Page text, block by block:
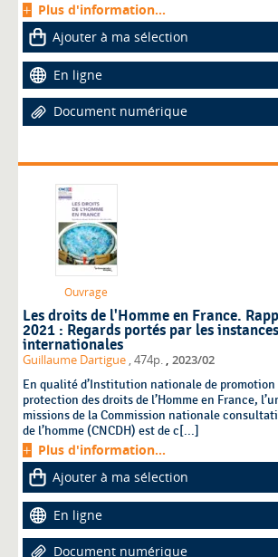
Plus d'information...
Ajouter à ma sélection
En ligne
Document numérique
Ouvrage
Les droits de l'Homme en France.
2021 : Regards portés par les instances
internationales
Guillaume Dartigue , 474p. 2023/02
En qualité d’Institution nationale de promotion
protection des droits de l’Homme en France,
missions de la Commission nationale
de l’homme (CNCDH) est de c[...]
Plus d'information...
Ajouter à ma sélection
En ligne
Document numérique